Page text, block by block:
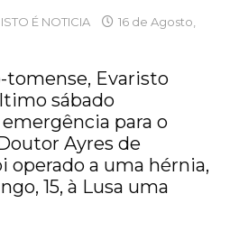
ISTO É NOTICIA
16 de Agosto,
tomense, Evaristo
sábado
para o
Ayres de
operado a uma hérnia,
15, à Lusa uma